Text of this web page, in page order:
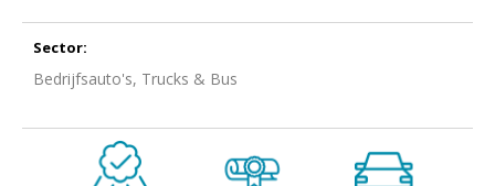
Sector:
Bedrijfsauto's, Trucks & Bus